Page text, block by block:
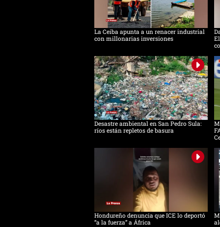
La Ceiba apunta a un renacer industrial
con millonarias inversiones
Desastre ambiental en San Pedro Sula:
ríos están repletos de basura
Hondureño denuncia que ICE lo deportó
“a la fuerza” a África